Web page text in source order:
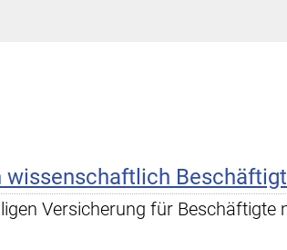
Versicherung für